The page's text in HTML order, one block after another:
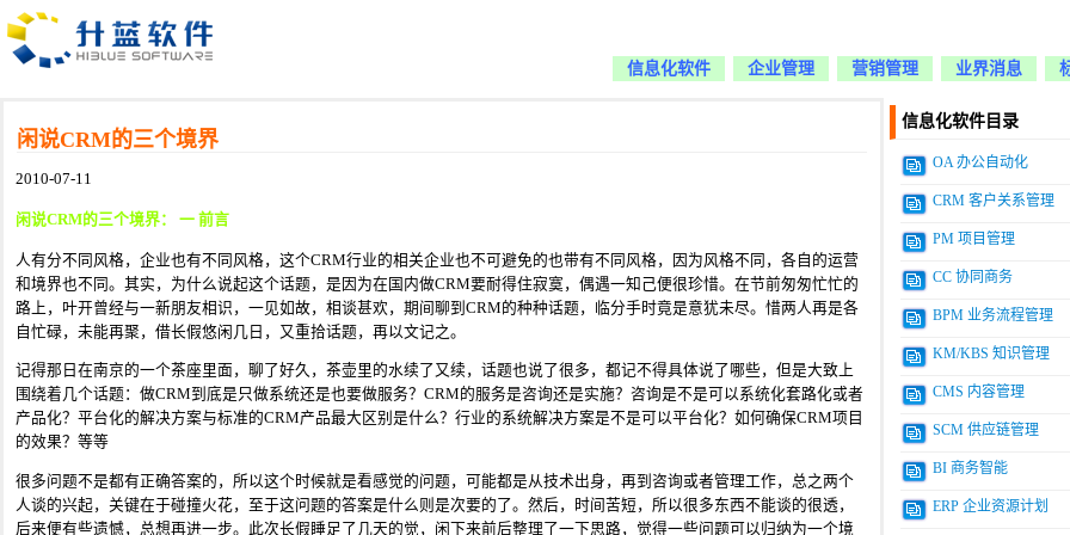
信息化软件 企业管理 营销管理 业界消息
闲说CRM的三个境界
2010-07-11
闲说CRM的三个境界： 一 前言
人有分不同风格，企业也有不同风格，这个CRM行业的相关企业也不可避免的也带有不同风格，因为风格不同，各自的运营
和境界也不同。其实，为什么说起这个话题，是因为在国内做CRM要耐得住寂寞，偶遇一知己便很珍惜。在节前匆匆忙忙的
路上，叶开曾经与一新朋友相识，一见如故，相谈甚欢，期间聊到CRM的种种话题，临分手时竟是意犹未尽。惜两人再是各
自忙碌，未能再聚，借长假悠闲几日，又重拾话题，再以文记之。
记得那日在南京的一个茶座里面，聊了好久，茶壶里的水续了又续，话题也说了很多，都记不得具体说了哪些，但是大致上
围绕着几个话题：做CRM到底是只做系统还是也要做服务？CRM的服务是咨询还是实施？咨询是不是可以系统化套路化或者
产品化？平台化的解决方案与标准的CRM产品最大区别是什么？行业的系统解决方案是不是可以平台化？如何确保CRM项目
的效果？等等
很多问题不是都有正确答案的，所以这个时候就是看感觉的问题，可能都是从技术出身，再到咨询或者管理工作，总之两个
人谈的兴起，关键在于碰撞火花，至于这问题的答案是什么则是次要的了。然后，时间苦短，所以很多东西不能谈的很透，
后来便有些遗憾，总想再进一步。此次长假睡足了几天的觉，闲下来前后整理了一下思路，觉得一些问题可以归纳为一个境
信息化软件目录
OA 办公自动化
CRM 客户关系管理
PM 项目管理
CC 协同商务
BPM 业务流程管理
KM/KBS 知识管理
CMS 内容管理
SCM 供应链管理
BI 商务智能
ERP 企业资源计划